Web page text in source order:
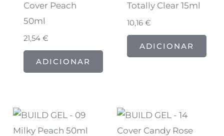
Cover Peach
50ml
21,54 €
ADICIONAR
Totally Clear 15ml
10,16€
ADICIONAR